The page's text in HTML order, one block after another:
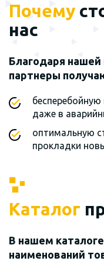
Почему
нас
Благодаря
партнеры
бесперебойную
даже в
оптимальную
прокладки
Каталог
В нашем каталоге
наименований